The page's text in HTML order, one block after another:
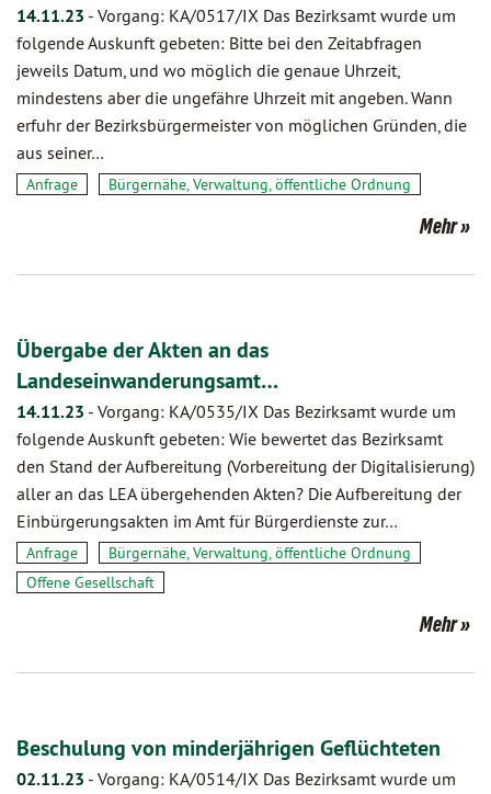
14.11.23 - Vorgang: KA/0517/IX Das Bezirksamt wurde um
folgende Auskunft gebeten: Bitte bei den Zeitabfragen
jeweils Datum, und wo möglich die genaue Uhrzeit,
mindestens aber die ungefähre Uhrzeit mit angeben. Wann
erfuhr der Bezirksbürgermeister von möglichen Gründen, die
aus seiner…
Anfrage Bürgernähe, Verwaltung, öffentliche Ordnung
Mehr
Übergabe der Akten an das
Landeseinwanderungsamt…
14.11.23 - Vorgang: KA/0535/IX Das Bezirksamt wurde um
folgende Auskunft gebeten: Wie bewertet das Bezirksamt
den Stand der Aufbereitung (Vorbereitung der Digitalisierung)
aller an das LEA übergehenden Akten? Die Aufbereitung der
Einbürgerungsakten im Amt für Bürgerdienste zur…
Anfrage
Bürgernähe, Verwaltung, öffentliche Ordnung
Offene Gesellschaft
Mehr
Beschulung von minderjährigen Geflüchteten
02.11.23 - Vorgang: KA/0514/IX Das Bezirksamt wurde um